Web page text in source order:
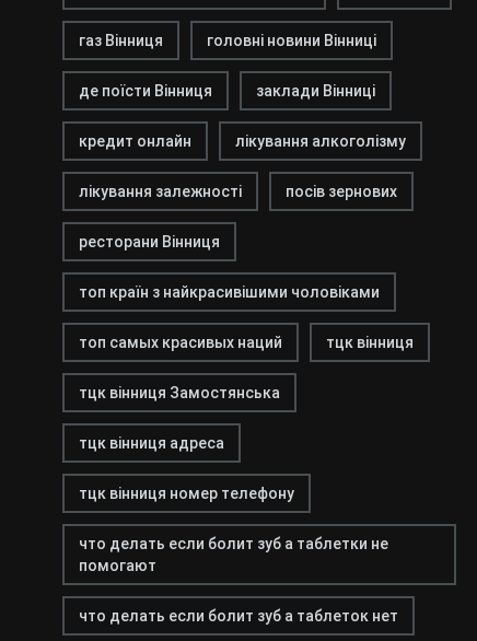
газ Вінниця головні новини Вінниці
де поїсти Вінниця заклади Вінниці
кредит онлайн лікування алкоголізму
лікування залежності посів зернових
ресторани Вінниця
топ країн з найкрасивішими чоловіками
топ самых красивых наций тцк вінниця
тцк вінниця Замостянська
тцк вінниця адреса
тцк вінниця номер телефону
что делать если болит зуб а таблетки не
помогают
что делать если болит зуб а таблеток нет